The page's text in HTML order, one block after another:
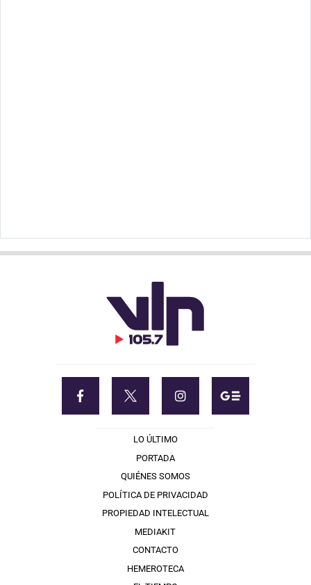
LO ÚLTIMO
PORTADA
QUIÉNES SOMOS
POLÍTICA DE PRIVACIDAD
PROPIEDAD INTELECTUAL
MEDIAKIT
CONTACTO
HEMEROTECA